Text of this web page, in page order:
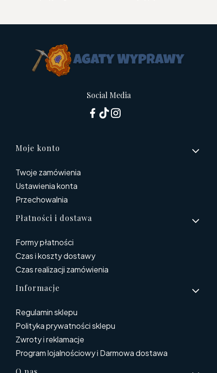
Social Media
Linki w stopce
Moje konto
Twoje zamówienia
Ustawienia konta
Przechowalnia
Płatności i dostawa
Formy płatności
Czas i koszty dostawy
Czas realizacji zamówienia
Informacje
Regulamin sklepu
Polityka prywatności sklepu
Zwroty i reklamacje
Program lojalnościowy i Darmowa dostawa